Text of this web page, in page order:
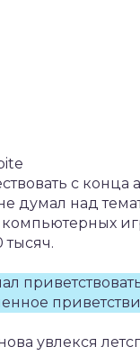
с
думал над
тысяч.
увлекся